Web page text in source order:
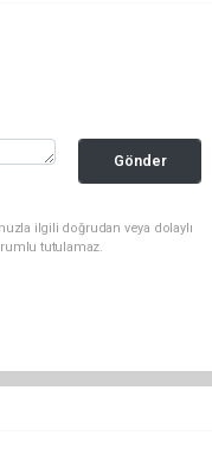
Gönder
ilgili doğrudan veya dolaylı
tutulamaz.